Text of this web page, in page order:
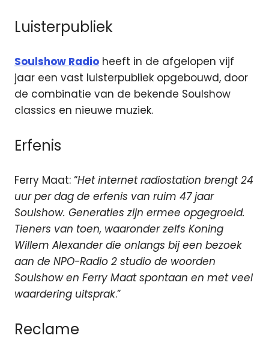
Luisterpubliek
Soulshow Radio heeft in de afgelopen vijf
jaar een vast luisterpubliek opgebouwd, door
de combinatie van de bekende Soulshow
classics en nieuwe muziek.
Erfenis
Ferry Maat: “Het internet radiostation brengt 24
uur per dag de erfenis van ruim 47 jaar
Soulshow. Generaties zijn ermee opgegroeid.
Tieners van toen, waaronder zelfs Koning
Willem Alexander die onlangs bij een bezoek
aan de NPO-Radio 2 studio de woorden
Soulshow en Ferry Maat spontaan en met veel
waardering uitsprak.”
Reclame